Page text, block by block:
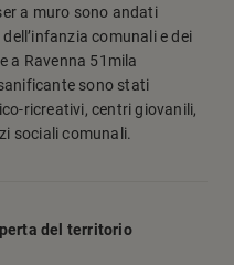
a muro sono andati
comunali e dei
a Ravenna 51mila
sono stati
ricreativi, centri giovanili,
sociali comunali.
del territorio